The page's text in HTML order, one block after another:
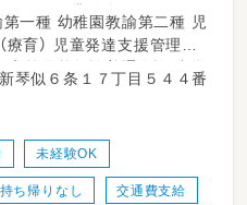
サポート業務全般をお願い
成長を間近で支えるやりが
。
肢体不自由児へのサポート・
で）
どの活動の見守り
支援管理責
琴似６条１７丁目５４４番
未経験OK
持ち帰りなし 交通費支給